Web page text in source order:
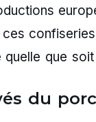
que
du porc